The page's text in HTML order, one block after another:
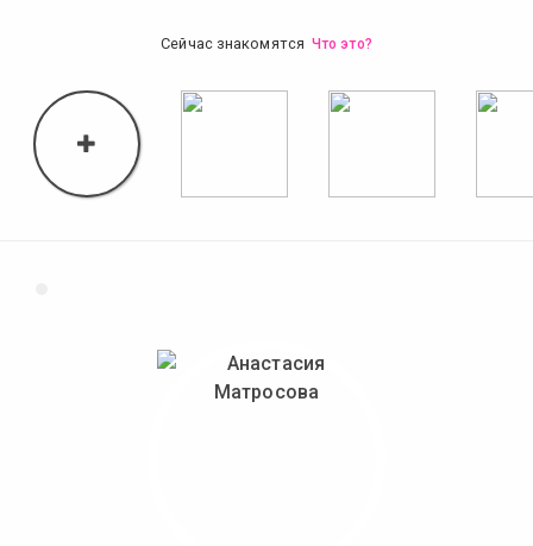
Сейчас знакомятся Что это?